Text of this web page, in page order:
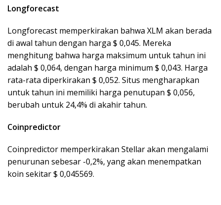
Longforecast
Longforecast memperkirakan bahwa XLM akan berada
di awal tahun dengan harga $ 0,045. Mereka
menghitung bahwa harga maksimum untuk tahun ini
adalah $ 0,064, dengan harga minimum $ 0,043. Harga
rata-rata diperkirakan $ 0,052. Situs mengharapkan
untuk tahun ini memiliki harga penutupan $ 0,056,
berubah untuk 24,4% di akahir tahun.
Coinpredictor
Coinpredictor memperkirakan Stellar akan mengalami
penurunan sebesar -0,2%, yang akan menempatkan
koin sekitar $ 0,045569.